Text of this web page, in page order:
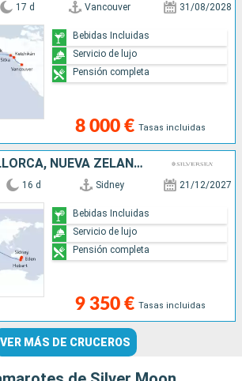
17 d Vancouver 31/08/2028
8 000 € Tasas incluidas
Bebidas Incluidas
Servicio de lujo
Pensión completa
AUSTRALIA, MALLORCA, NUEVA ZELANDA
16 d Sidney 21/12/2027
9 350 € Tasas incluidas
Bebidas Incluidas
Servicio de lujo
Pensión completa
VER MÁS DE CRUCEROS